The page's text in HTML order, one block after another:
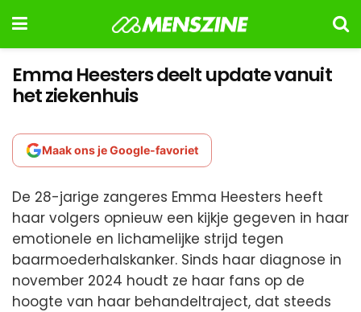
Emma Heesters deelt update vanuit
het ziekenhuis
Maak ons je Google-favoriet
De 28-jarige zangeres Emma Heesters heeft
haar volgers opnieuw een kijkje gegeven in haar
emotionele en lichamelijke strijd tegen
baarmoederhalskanker. Sinds haar diagnose in
november 2024 houdt ze haar fans op de
hoogte van haar behandeltraject, dat steeds